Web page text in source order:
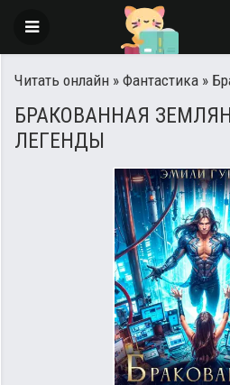
Читать онлайн » Фантастика »
БРАКОВАННАЯ
ЛЕГЕНДЫ